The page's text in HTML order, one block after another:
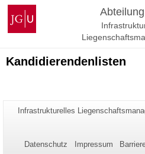
Zum
Inhalt
springen
Johannes
Gutenberg-
Universität
Kandidierendenlisten
Seiten-
Infrastrukturelles
Datenschutz Impressum